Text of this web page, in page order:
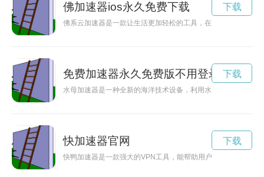
佛加速器ios永久免费下载
佛系云加速器是一款让生活更加轻松的工具，在快节奏的生活
下载
免费加速器永久免费版不用登录
水母加速器是一种全新的海洋技术设备，利用水母的生物特性
下载
快加速器官网
快鸭加速器是一款强大的VPN工具，能帮助用户畅游海外网络
下载